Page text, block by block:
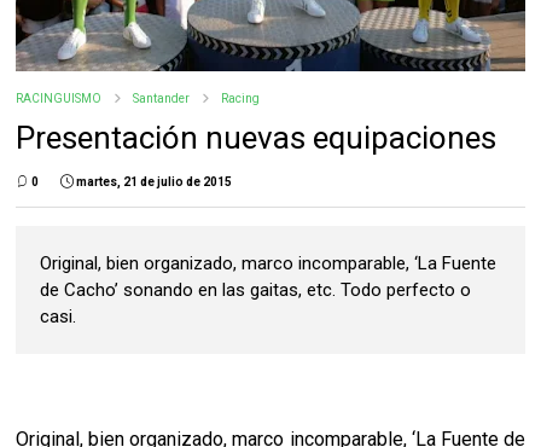
RACINGUISMO Santander Racing
Presentación nuevas equipaciones
0 martes, 21 de julio de 2015
Original, bien organizado, marco incomparable, ‘La Fuente
de Cacho’ sonando en las gaitas, etc. Todo perfecto o
casi.
Original, bien organizado, marco incomparable, ‘La Fuente de